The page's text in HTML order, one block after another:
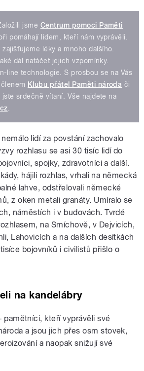
jsme Centrum pomoci Paměti
pomáhají lidem, kteří nám vyprávěli.
léky a mnoho dalšího.
dál natáčet jejich vzpomínky.
line technologie. S prosbou se na Vás
Klubu přátel Paměti národa či
srdečně vítaní. Vše najdete na
lidí za povstání zachovalo
rozhlasu se asi 30 tisíc lidí do
spojky, zdravotníci a další.
hájili rozhlas, vrhali na německá
lahve, odstřelovali německé
z oken metali granáty. Umíralo se
náměstích i v budovách. Tvrdé
na Smíchově, v Dejvicích,
Lahovicích a na dalších desítkách
bojovníků i civilistů přišlo o
na kandelábry
pamětníci, kteří vyprávěli své
a jsou jich přes osm stovek,
a naopak snižují své